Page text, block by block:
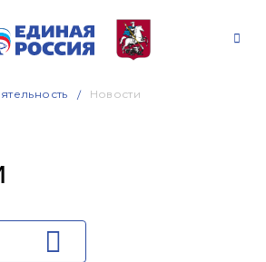
Новости